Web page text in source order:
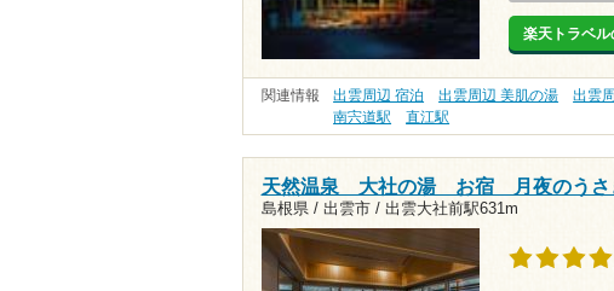
楽天トラベ
関連情報 出雲周辺 宿泊 出雲周辺 美肌の湯 出雲
南宍道駅
直江駅
天然温泉 大社の湯 お宿 月夜のうさ
島根県 / 出雲市 / 出雲大社前駅631m